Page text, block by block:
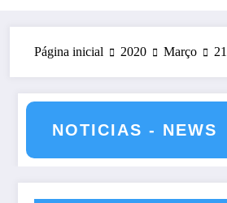
Página inicial 2020 Março 21
NOTICIAS - NEWS
de julho de 2026 – CS5HQ
DXCC –